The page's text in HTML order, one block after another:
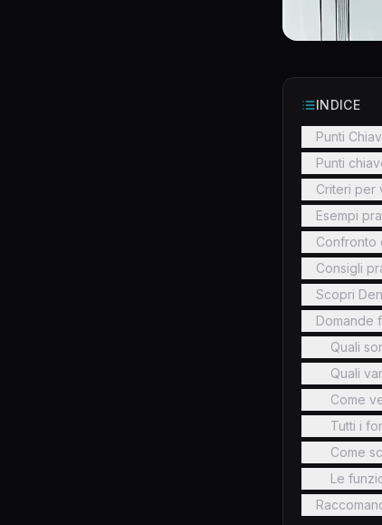
INDICE
Punti
Punti
Criteri per
Esempi
Confronto
Consigli
Scopri
Domande
Quali
Quali
Come
Tutti i
Come
Le